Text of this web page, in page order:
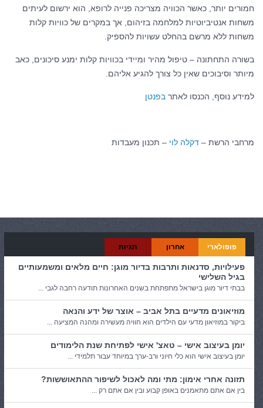
חמורים יותר, כאשר הכוויה מצריכה פנייה לרופא, הוא ירשום לעיתים
משחות אנטיביוטיות למלחמה בזיהום, אך במקרים של כוויות קלות
משחות ללא מרשם בהחלט עשויות להספיק.
בשורה התחתונה – טיפול מהיר ומיידי בכוויות קלות ימנע סיכונים, כאב
מיותר וסיבוכים שאין כל צורך להגיע אליהם.
למידע נוסף, הכנסו לאתר בפנטן
מרחבי הרשת – דקלה לוי – תכנון מעבדות
פופולארי אחרון תגיות
פעילויות, סדנאות ותרבות בדיור מוגן: חיים מלאים ומשמעותיים
בגיל השלישי
בבתי דיור מוגן בישראל מתפתחת בשנים האחרונות תודעה רחבה לגבי ...
מוזיאונים מדעיים בתל אביב – אוצר של ידע והנאה
ביקור במוזיאון מדעי עם הילדים הוא חוויה מעשירה ומהנה המציעה ...
יומן בעיצוב אישי – טאצ' אישי לפתיחת שנת הלימודים
יומן בעיצוב אישי הוא כלי חיוני ורב-ערך במיוחד עבור תלמידי ...
תזונה אחרי אימון: מתי ומה לאכול לשיפור ההתאוששות?
בין אם אתם מתאמנים באופן קבוע ובין אם אתם רק ...